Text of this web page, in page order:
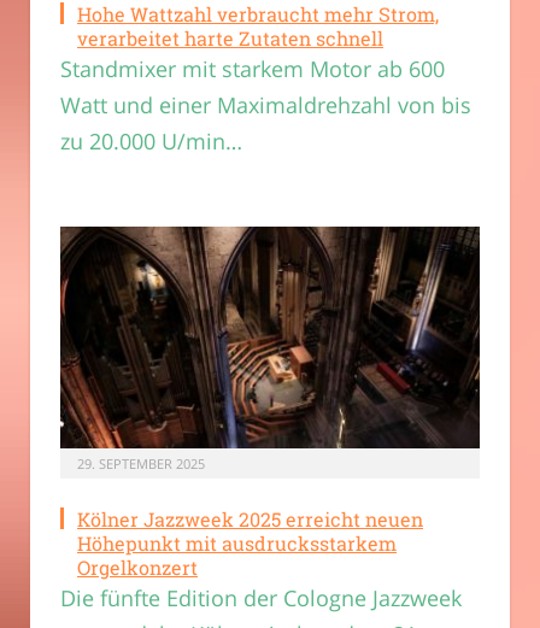
Hohe Wattzahl verbraucht mehr Strom,
verarbeitet harte Zutaten schnell
Standmixer mit starkem Motor ab 600
Watt und einer Maximaldrehzahl von bis
zu 20.000 U/min…
29. SEPTEMBER 2025
Kölner Jazzweek 2025 erreicht neuen
Höhepunkt mit ausdrucksstarkem
Orgelkonzert
Die fünfte Edition der Cologne Jazzweek